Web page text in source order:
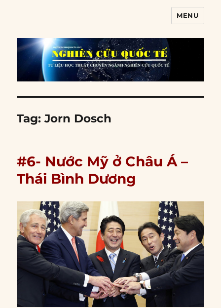
MENU
Tag:Jorn Dosch
#6- Nước Mỹ ở Châu Á –
Thái Bình Dương